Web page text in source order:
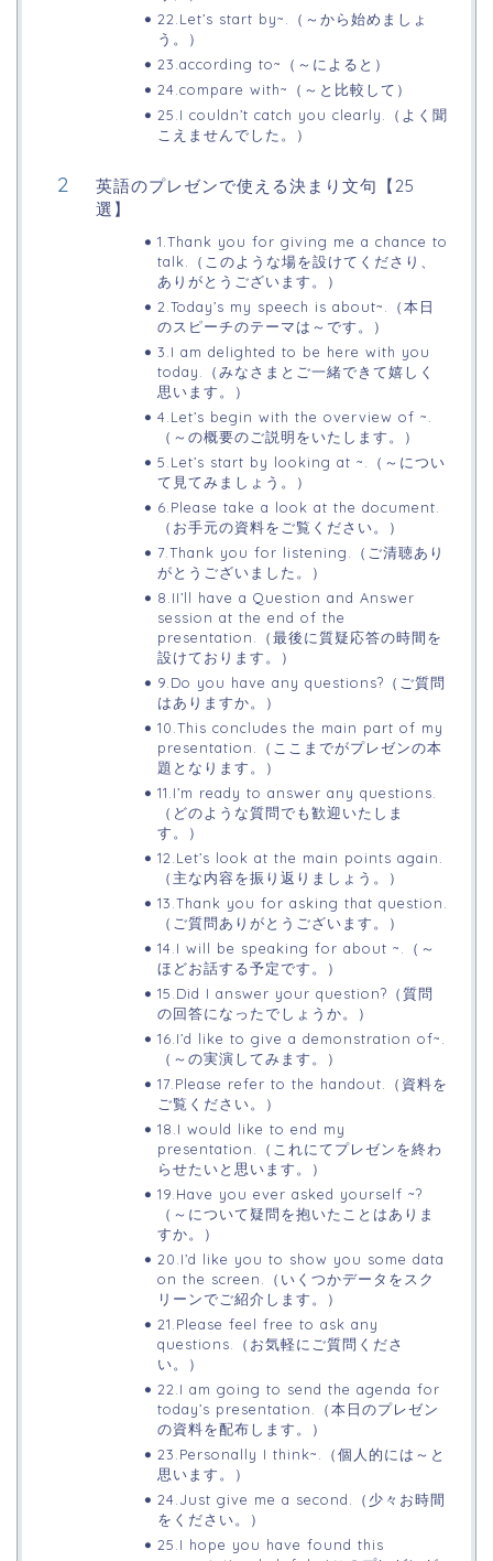
22.Let’s start by~.（～から始めましょ
う。）
23.according to~（～によると）
24.compare with~（～と比較して）
25.I couldn’t catch you clearly.（よく聞
こえませんでした。）
英語のプレゼンで使える決まり文句【25
選】
1.Thank you for giving me a chance to
talk.（このような場を設けてくださり、
ありがとうございます。）
2.Today’s my speech is about~.（本日
のスピーチのテーマは～です。）
3.I am delighted to be here with you
today.（みなさまとご一緒できて嬉しく
思います。）
4.Let’s begin with the overview of ~.
（～の概要のご説明をいたします。）
5.Let’s start by looking at ~.（～につい
て見てみましょう。）
6.Please take a look at the document.
（お手元の資料をご覧ください。）
7.Thank you for listening.（ご清聴あり
がとうございました。）
8.II’ll have a Question and Answer
session at the end of the
presentation.（最後に質疑応答の時間を
設けております。）
9.Do you have any questions?（ご質問
はありますか。）
10.This concludes the main part of my
presentation.（ここまでがプレゼンの本
題となります。）
11.I’m ready to answer any questions.
（どのような質問でも歓迎いたしま
す。）
12.Let’s look at the main points again.
（主な内容を振り返りましょう。）
13.Thank you for asking that question.
（ご質問ありがとうございます。）
14.I will be speaking for about ~.（～
ほどお話する予定です。）
15.Did I answer your question?（質問
の回答になったでしょうか。）
16.I’d like to give a demonstration of~.
（～の実演してみます。）
17.Please refer to the handout.（資料を
ご覧ください。）
18.I would like to end my
presentation.（これにてプレゼンを終わ
らせたいと思います。）
19.Have you ever asked yourself ~?
（～について疑問を抱いたことはありま
すか。）
20.I’d like you to show you some data
on the screen.（いくつかデータをスク
リーンでご紹介します。）
21.Please feel free to ask any
questions.（お気軽にご質問くださ
い。）
22.I am going to send the agenda for
today’s presentation.（本日のプレゼン
の資料を配布します。）
23.Personally I think~.（個人的には～と
思います。）
24.Just give me a second.（少々お時間
をください。）
25.I hope you have found this